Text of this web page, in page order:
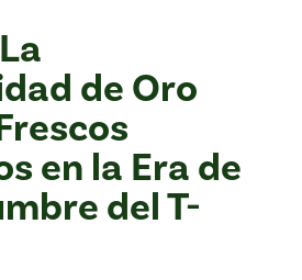
de Oro
en la Era de
del T-